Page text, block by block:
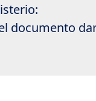
documento